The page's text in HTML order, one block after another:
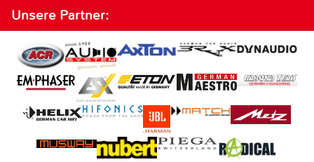
Unsere Partner: